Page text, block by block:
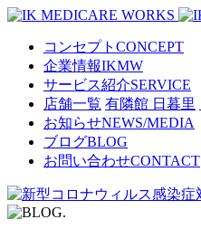
コンセプト CONCEPT
企業情報IKMW
サービス紹介SERVICE
店舗一覧 有隣館 日暮里
お知らせNEWS/MEDIA
ブログBLOG
お問い合わせCONTACT